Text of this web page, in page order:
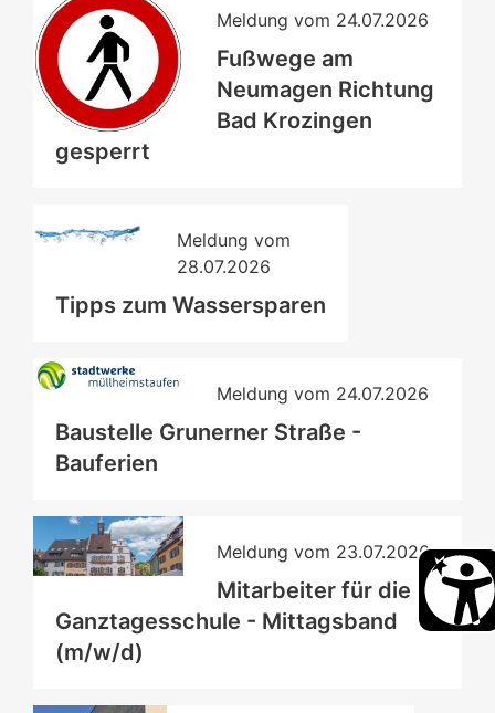
Meldung vom 24.07.2026
Fußwege am
Neumagen Richtung
Bad Krozingen
gesperrt
Meldung vom
28.07.2026
Tipps zum Wassersparen
Meldung vom 24.07.2026
Baustelle Grunerner Straße -
Bauferien
Meldung vom 23.07.2026
Mitarbeiter für die
Ganztagesschule - Mittagsband
(m/w/d)